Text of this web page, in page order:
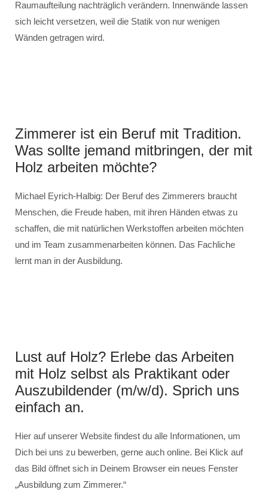
Raumaufteilung nachträglich verändern. Innenwände lassen
sich leicht versetzen, weil die Statik von nur wenigen
Wänden getragen wird.
Zimmerer ist ein Beruf mit Tradition.
Was sollte jemand mitbringen, der mit
Holz arbeiten möchte?
Michael Eyrich-Halbig: Der Beruf des Zimmerers braucht
Menschen, die Freude haben, mit ihren Händen etwas zu
schaffen, die mit natürlichen Werkstoffen arbeiten möchten
und im Team zusammenarbeiten können. Das Fachliche
lernt man in der Ausbildung.
Lust auf Holz? Erlebe das Arbeiten
mit Holz selbst als Praktikant oder
Auszubildender (m/w/d). Sprich uns
einfach an.
Hier auf unserer Website findest du alle Informationen, um
Dich bei uns zu bewerben, gerne auch online. Bei Klick auf
das Bild öffnet sich in Deinem Browser ein neues Fenster
„Ausbildung zum Zimmerer.“